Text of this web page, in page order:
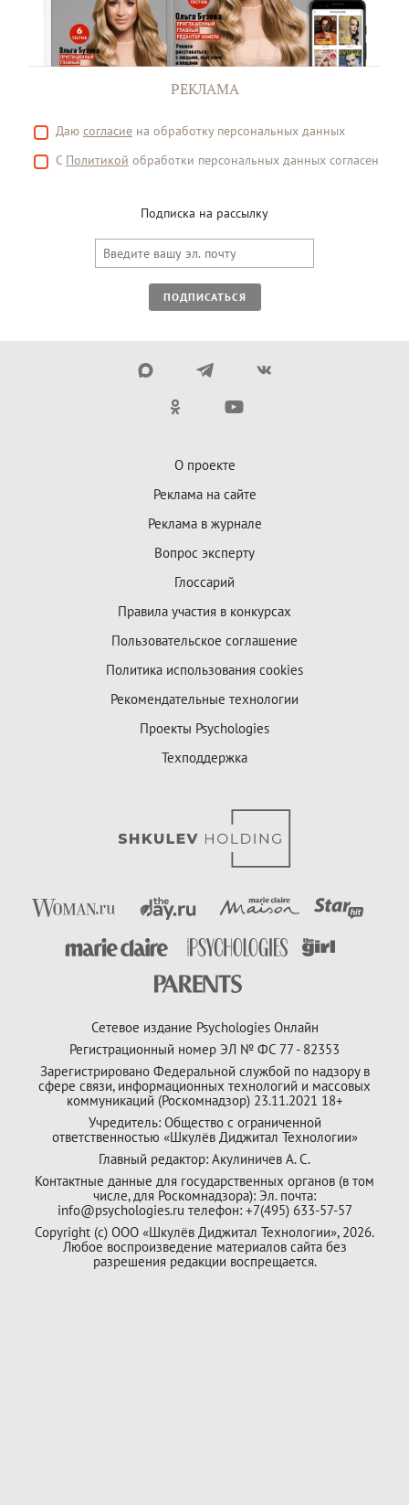
РЕКЛАМА
Даю согласие на обработку персональных данных
С Политикой обработки персональных данных согласен
Подписка на рассылку
ПОДПИСАТЬСЯ
О проекте
Реклама на сайте
Реклама в журнале
Вопрос эксперту
Глоссарий
Правила участия в конкурсах
Пользовательское соглашение
Политика использования cookies
Рекомендательные технологии
Проекты Psychologies
Техподдержка
Сетевое издание Psychologies Онлайн
Регистрационный номер ЭЛ № ФС 77 - 82353
Зарегистрировано Федеральной службой по надзору в
сфере связи, информационных технологий и массовых
коммуникаций (Роскомнадзор) 23.11.2021 18+
Учредитель: Общество с ограниченной
ответственностью «Шкулёв Диджитал Технологии»
Главный редактор: Акулиничев А. С.
Контактные данные для государственных органов (в том
числе, для Роскомнадзора): Эл. почта:
info@psychologies.ru телефон: +7(495) 633-57-57
Copyright (с) ООО «Шкулёв Диджитал Технологии», 2026.
Любое воспроизведение материалов сайта без
разрешения редакции воспрещается.